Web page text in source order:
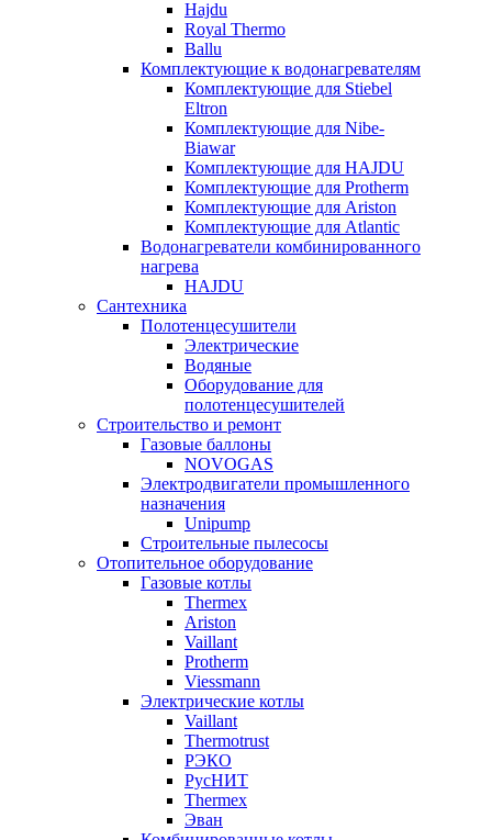
Hajdu
Royal Thermo
Ballu
Комплектующие к водонагревателям
Комплектующие для Stiebel
Eltron
Комплектующие для Nibe-
Biawar
Комплектующие для HAJDU
Комплектующие для Protherm
Комплектующие для Ariston
Комплектующие для Atlantic
Водонагреватели комбинированного
нагрева
HAJDU
Сантехника
Полотенцесушители
Электрические
Водяные
Оборудование для
полотенцесушителей
Строительство и ремонт
Газовые баллоны
NOVOGAS
Электродвигатели промышленного
назначения
Unipump
Строительные пылесосы
Отопительное оборудование
Газовые котлы
Thermex
Ariston
Vaillant
Protherm
Viessmann
Электрические котлы
Vaillant
Thermotrust
РЭКО
РусНИТ
Thermex
Эван